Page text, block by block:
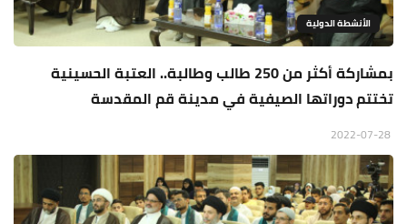
الأنشطة الدولية
بمشاركة أكثر من 250 طالب وطالبة.. العتبة الحسينية
تختتم دوراتها الصيفية في مدينة قم المقدسة